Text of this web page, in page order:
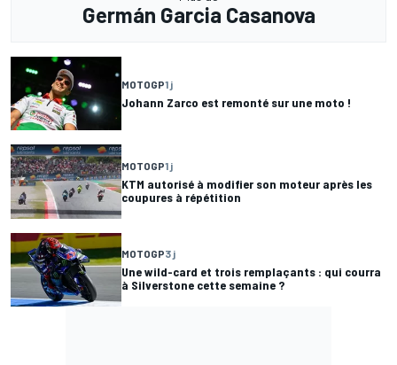
Germán Garcia Casanova
MOTOGP1 j
Johann Zarco est remonté sur une moto !
MOTOGP1 j
KTM autorisé à modifier son moteur après les
coupures à répétition
MOTOGP3 j
Une wild-card et trois remplaçants : qui courra
à Silverstone cette semaine ?